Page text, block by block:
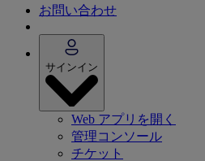
お問い合わせ
サインイン
Web アプリを開く
管理コンソール
チケット